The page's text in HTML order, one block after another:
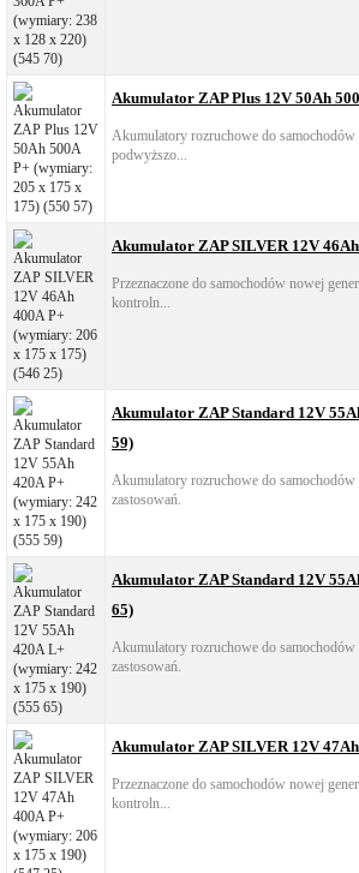
Akumulator ZAP Plus 12V 50Ah
Akumulatory rozruchowe do
podwyższo...
Akumulator ZAP SILVER 12V
Przeznaczone do samochodów nowej
kontroln...
Akumulator ZAP Standard 12V
59)
Akumulatory rozruchowe do
zastosowań.
Akumulator ZAP Standard 12V
65)
Akumulatory rozruchowe do
zastosowań.
Akumulator ZAP SILVER 12V
Przeznaczone do samochodów nowej
kontroln...